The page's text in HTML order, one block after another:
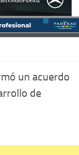
un acuerdo
de